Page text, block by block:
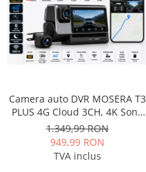
Camera auto DVR MOSERA T3
PLUS 4G Cloud 3CH, 4K Sony
IMX415 + interior 1080P +
camera spate 1080P, GPS,
WiFi 6, ecran touch IPS 3”,
Night Vision, monitorizare live
1.349,99 RON
949,99 RON
TVA inclus